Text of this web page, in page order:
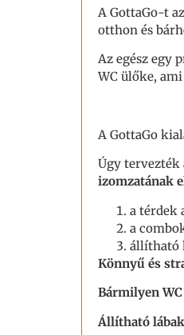
A GottaGo-t
otthon és
Az egész egy
WC ülőke,
A GottaGo
Úgy tervezték
izomzatának
a térdek
a
állítható
Könnyű és
Bármilyen
Állítható lábak